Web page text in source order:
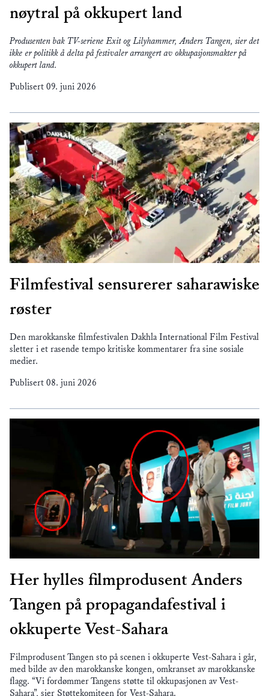
nøytral på okkupert land
Produsenten bak TV-seriene Exit og Lilyhammer, Anders Tangen, sier det
ikke er politikk å delta på festivaler arrangert av okkupasjonsmakter på
okkupert land.
Publisert 09. juni 2026
Filmfestival sensurerer saharawiske
røster
Den marokkanske filmfestivalen Dakhla International Film Festival
sletter i et rasende tempo kritiske kommentarer fra sine sosiale
medier.
Publisert 08. juni 2026
Her hylles filmprodusent Anders
Tangen på propagandafestival i
okkuperte Vest-Sahara
Filmprodusent Tangen sto på scenen i okkuperte Vest-Sahara i går,
med bilde av den marokkanske kongen, omkranset av marokkanske
flagg. “Vi fordømmer Tangens støtte til okkupasjonen av Vest-
Sahara”, sier Støttekomiteen for Vest-Sahara.